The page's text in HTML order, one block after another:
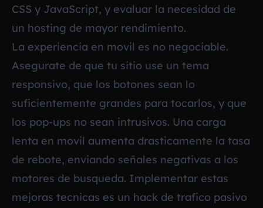
CSS y JavaScript, y evaluar la necesidad de
un hosting de mayor rendimiento.
La experiencia en movil es no negociable.
Asegurate de que tu sitio use un tema
responsivo, que los botones sean lo
suficientemente grandes para tocarlos, y que
los pop-ups no sean intrusivos. Una carga
lenta en movil aumenta drasticamente la tasa
de rebote, enviando señales negativas a los
motores de busqueda. Implementar estas
mejoras tecnicas es un hack de trafico pasivo